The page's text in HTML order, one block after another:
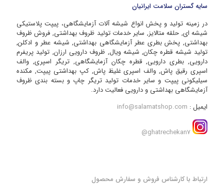
سایه گستران سلامت ایرانیان
در زمینه تولید و پخش انواع شیشه آلات آزمایشگاهی، پیپت پلاستیکی
شیشه ای, حلقه متالایز, سایر خدمات تولید ظروف بهداشتی, فروش ظروف
بهداشتی, پخش بطری عطر آزمایشگاهی بهداشتی, شیشه عطر و ادکلن,
تولید شیشه قطره چکان, شیشه ویال, ظروف دارویی ارزان, تولید پریفرم
دارویی, بطری دارویی, قطره چکان آزمایشگاهی, تریگر اسپری, والف
اسپری رقیق پاش, والف اسپری غلیظ پاش, کپ بهداشتی پیپت, مکنده
سیلیکونی پیپت و سایر خدمات تولید تریگر چاپ و بسته بندی ظروف
آزمایشگاهی بهداشتی و دارویی فعالیت دارد.
ایمیل : info@salamatshop.com
ghatrechekan7@
ارتباط با کارشناس فروش و سفارش محصول